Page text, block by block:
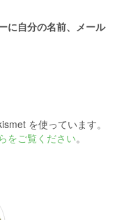
に自分の名前、メール
を使っています。
をご覧ください。